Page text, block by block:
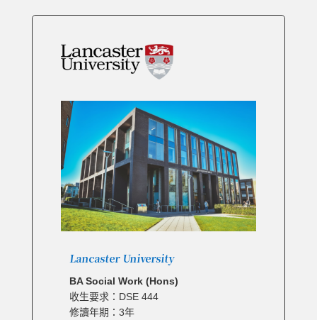
Lancaster University
BA Social Work (Hons)
收生要求：DSE 444
修讀年期：3年